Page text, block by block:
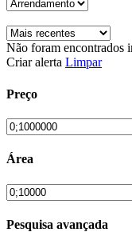
Não foram encontrados
Criar alerta Limpar
Preço
Área
Pesquisa avançada